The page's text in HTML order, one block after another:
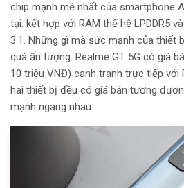
chip mạnh mẽ nhất của smartphone
tại. kết hợp với RAM thế hệ LPDDR5
3.1. Những gì mà sức mạnh của thiết
quá ấn tượng. Realme GT 5G có giá
10 triệu VNĐ) cạnh tranh trực tiếp với
hai thiết bị đều có giá bán tương
mạnh ngang nhau.